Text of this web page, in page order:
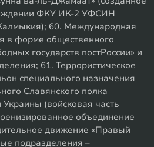
ФКУ ИК-2 УФСИН
60. Международная
в форме общественного
государств постРоссии» и
61. Террористическое
специального назначения
Славянского полка
(войсковая часть
объединение
движение «Правый
подразделения –